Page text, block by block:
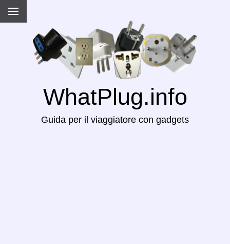
WhatPlug.info
Guida per il viaggiatore con gadgets